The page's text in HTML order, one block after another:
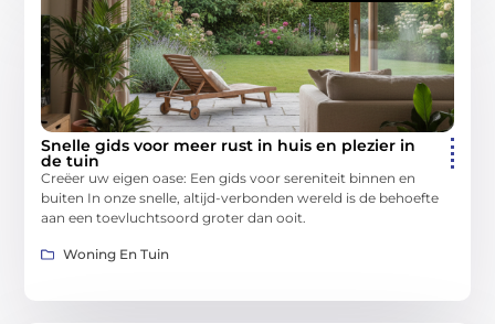
Snelle gids voor meer rust in huis en plezier in
de tuin
Creëer uw eigen oase: Een gids voor sereniteit binnen en
buiten In onze snelle, altijd-verbonden wereld is de behoefte
aan een toevluchtsoord groter dan ooit.
Woning En Tuin